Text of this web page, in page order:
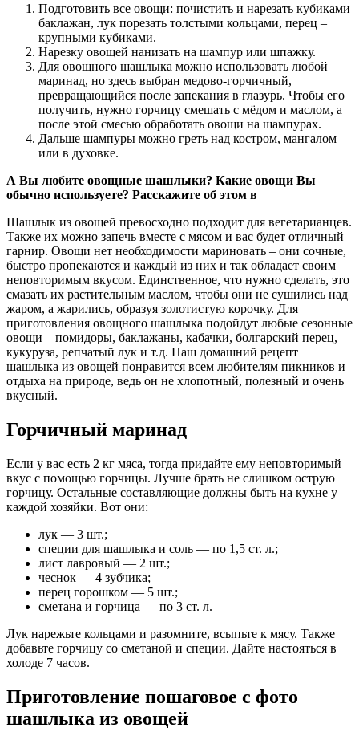
Подготовить все овощи: почистить и нарезать кубиками
баклажан, лук порезать толстыми кольцами, перец –
крупными кубиками.
Нарезку овощей нанизать на шампур или шпажку.
Для овощного шашлыка можно использовать любой
маринад, но здесь выбран медово-горчичный,
превращающийся после запекания в глазурь. Чтобы его
получить, нужно горчицу смешать с мёдом и маслом, а
после этой смесью обработать овощи на шампурах.
Дальше шампуры можно греть над костром, мангалом
или в духовке.
А Вы любите овощные шашлыки? Какие овощи Вы
обычно используете? Расскажите об этом в
Шашлык из овощей превосходно подходит для вегетарианцев.
Также их можно запечь вместе с мясом и вас будет отличный
гарнир. Овощи нет необходимости мариновать – они сочные,
быстро пропекаются и каждый из них и так обладает своим
неповторимым вкусом. Единственное, что нужно сделать, это
смазать их растительным маслом, чтобы они не сушились над
жаром, а жарились, образуя золотистую корочку. Для
приготовления овощного шашлыка подойдут любые сезонные
овощи – помидоры, баклажаны, кабачки, болгарский перец,
кукуруза, репчатый лук и т.д. Наш домашний рецепт
шашлыка из овощей понравится всем любителям пикников и
отдыха на природе, ведь он не хлопотный, полезный и очень
вкусный.
Горчичный маринад
Если у вас есть 2 кг мяса, тогда придайте ему неповторимый
вкус с помощью горчицы. Лучше брать не слишком острую
горчицу. Остальные составляющие должны быть на кухне у
каждой хозяйки. Вот они:
лук — 3 шт.;
специи для шашлыка и соль — по 1,5 ст. л.;
лист лавровый — 2 шт.;
чеснок — 4 зубчика;
перец горошком — 5 шт.;
сметана и горчица — по 3 ст. л.
Лук нарежьте кольцами и разомните, всыпьте к мясу. Также
добавьте горчицу со сметаной и специи. Дайте настояться в
холоде 7 часов.
Приготовление пошаговое с фото
шашлыка из овощей